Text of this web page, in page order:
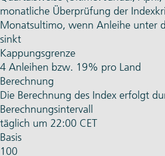
monatliche Überprüfung der
Monatsultimo, wenn Anleihe unter
sinkt
Kappungsgrenze
4 Anleihen bzw. 19% pro Land
Berechnung
Die Berechnung des Index erfolgt
Berechnungsintervall
täglich um 22:00 CET
Basis
100